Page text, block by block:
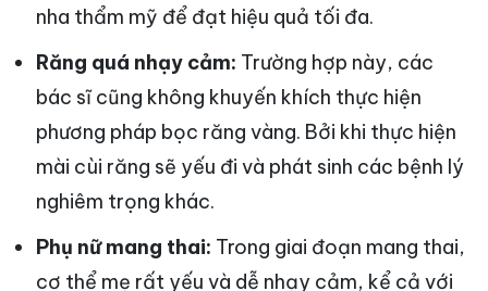
nha thẩm mỹ để đạt hiệu quả tối đa.
Răng quá nhạy cảm: Trường hợp này, các
bác sĩ cũng không khuyến khích thực hiện
phương pháp bọc răng vàng. Bởi khi thực hiện
mài cùi răng sẽ yếu đi và phát sinh các bệnh lý
nghiêm trọng khác.
Phụ nữ mang thai: Trong giai đoạn mang thai,
cơ thể mẹ rất yếu và dễ nhạy cảm, kể cả với